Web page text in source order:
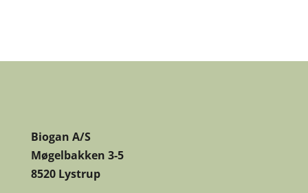
Biogan A/S
Møgelbakken 3-5
8520 Lystrup